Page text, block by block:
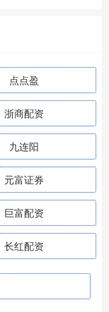
点点盈
浙商配资
九连阳
元富证券
巨富配资
长红配资